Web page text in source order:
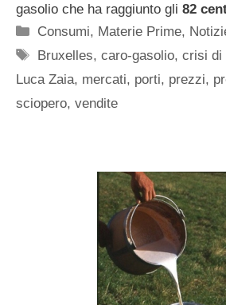
gasolio che ha raggiunto gli 82
Categorie
Consumi, Materie Prime,
Tag
Bruxelles,caro-gasolio,crisi di
Luca Zaia, mercati, porti, prezzi,
sciopero, vendite